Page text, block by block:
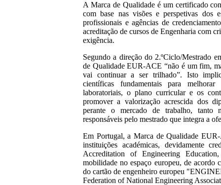
A Marca de Qualidade é um certificado
com base nas visões e perspetivas dos
profissionais e agências de
acreditação de cursos de Engenharia com
exigência.
Segundo a direção do 2.ºCiclo/Mestrado
de Qualidade EUR-ACE “não é um fim,
vai continuar a ser trilhado”. Isto
científicas fundamentais para
laboratoriais, o plano curricular e os
promover a valorização acrescida dos
perante o mercado de trabalho, tanto
responsáveis pelo mestrado que integra a
Em Portugal, a Marca de Qualidade
instituições académicas, devidamente
Accreditation of Engineering
mobilidade no espaço europeu, de
do cartão de engenheiro europeu
Federation of National Engineering